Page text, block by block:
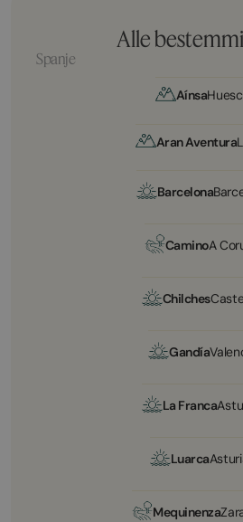
Alle
Spanje
Aínsa
Aran Aventura
Barcelona
CaminoA
Chilches
Gandía
La Franca
Luarca
Mequinenza